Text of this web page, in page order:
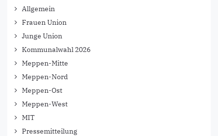
Allgemein
Frauen Union
Junge Union
Kommunalwahl 2026
Meppen-Mitte
Meppen-Nord
Meppen-Ost
Meppen-West
MIT
Pressemitteilung